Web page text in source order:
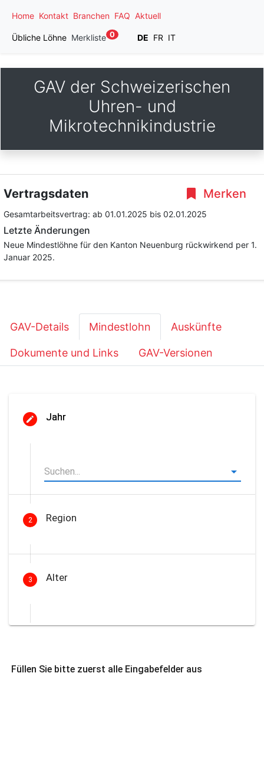
Home Kontakt Branchen FAQ Aktuell
Übliche Löhne Merkliste 0 DE FR IT
GAV der Schweizerischen
Uhren- und
Mikrotechnikindustrie
Merken
Vertragsdaten
Gesamtarbeitsvertrag: ab 01.01.2025 bis 02.01.2025
Letzte Änderungen
Neue Mindestlöhne für den Kanton Neuenburg rückwirkend per 1.
Januar 2025.
GAV-Details Mindestlohn Auskünfte
Dokumente und Links GAV-Versionen
Jahr
2 Region
3 Alter
Füllen Sie bitte zuerst alle Eingabefelder aus